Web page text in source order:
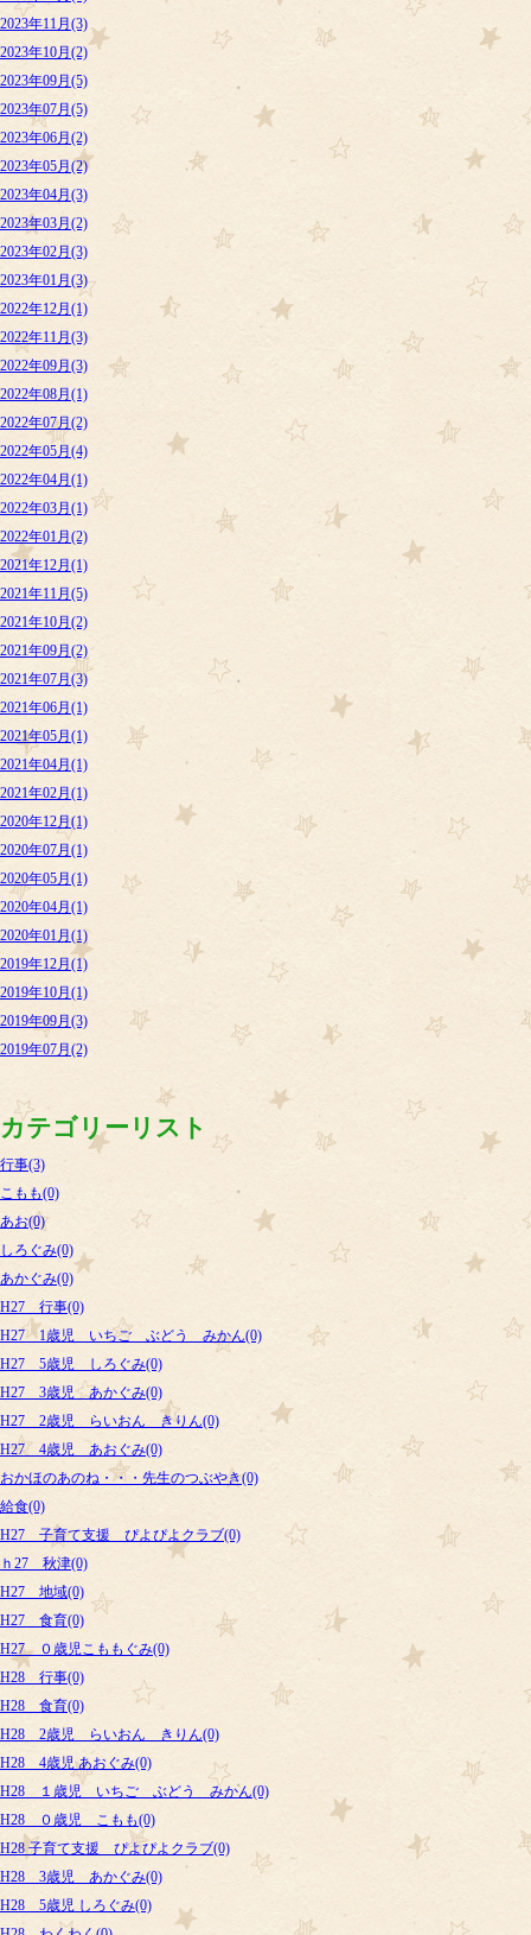
2023年11月(3)
2023年10月(2)
2023年09月(5)
2023年07月(5)
2023年06月(2)
2023年05月(2)
2023年04月(3)
2023年03月(2)
2023年02月(3)
2023年01月(3)
2022年12月(1)
2022年11月(3)
2022年09月(3)
2022年08月(1)
2022年07月(2)
2022年05月(4)
2022年04月(1)
2022年03月(1)
2022年01月(2)
2021年12月(1)
2021年11月(5)
2021年10月(2)
2021年09月(2)
2021年07月(3)
2021年06月(1)
2021年05月(1)
2021年04月(1)
2021年02月(1)
2020年12月(1)
2020年07月(1)
2020年05月(1)
2020年04月(1)
2020年01月(1)
2019年12月(1)
2019年10月(1)
2019年09月(3)
2019年07月(2)
カテゴリーリスト
行事(3)
こもも(0)
あお(0)
しろぐみ(0)
あかぐみ(0)
H27 行事(0)
H27 1歳児 いちご ぶどう みかん(0)
H27 5歳児 しろぐみ(0)
H27 3歳児 あかぐみ(0)
H27 2歳児 らいおん きりん(0)
H27 4歳児 あおぐみ(0)
おかほのあのね・・・先生のつぶやき(0)
給食(0)
H27 子育て支援 ぴよぴよクラブ(0)
ｈ27 秋津(0)
H27 地域(0)
H27 食育(0)
H27 ０歳児こももぐみ(0)
H28 行事(0)
H28 食育(0)
H28 2歳児 らいおん きりん(0)
H28 4歳児 あおぐみ(0)
H28 １歳児 いちご ぶどう みかん(0)
H28 ０歳児 こもも(0)
H28 子育て支援 ぴよぴよクラブ(0)
H28 3歳児 あかぐみ(0)
H28 5歳児 しろぐみ(0)